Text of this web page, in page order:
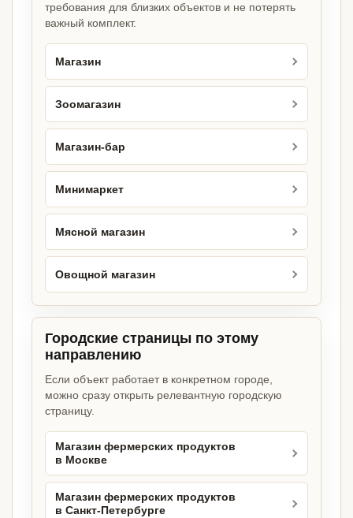
требования для близких объектов и не потерять
важный комплект.
Магазин
Зоомагазин
Магазин-бар
Минимаркет
Мясной магазин
Овощной магазин
Городские страницы по этому
направлению
Если объект работает в конкретном городе,
можно сразу открыть релевантную городскую
страницу.
Магазин фермерских продуктов
в Москве
Магазин фермерских продуктов
в Санкт-Петербурге